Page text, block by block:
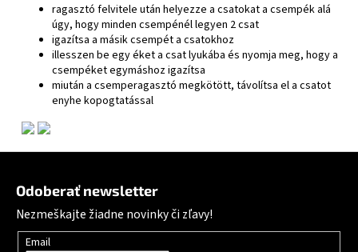
ragasztó felvitele után helyezze a csatokat a csempék alá
úgy, hogy minden csempénél legyen 2 csat
igazítsa a másik csempét a csatokhoz
illesszen be egy éket a csat lyukába és nyomja meg, hogy a
csempéket egymáshoz igazítsa
miután a csemperagasztó megkötött, távolítsa el a csatot
enyhe kopogtatással
Odoberať newsletter
Nezmeškajte žiadne novinky či zľavy!
Email